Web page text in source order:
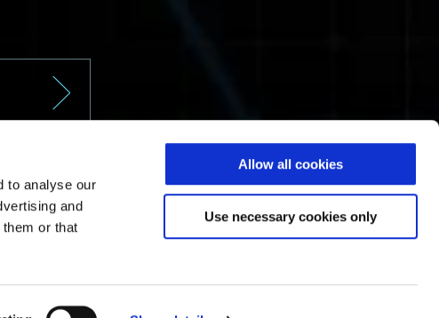
to analyse our
and
or that
Allow all cookies
Use necessary cookies only